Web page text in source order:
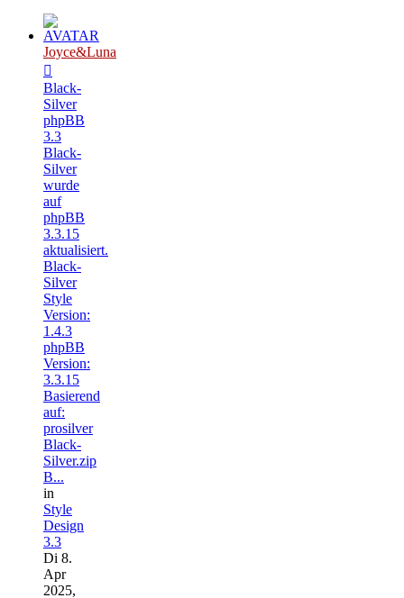
Joyce&Luna
Black-
Silver
phpBB
3.3
Black-
Silver
wurde
auf
phpBB
3.3.15
aktualisiert.
Black-
Silver
Style
Version:
1.4.3
phpBB
Version:
3.3.15
Basierend
auf:
prosilver
Black-
Silver.zip
B...
in
Style
Design
3.3
Di 8.
Apr
2025,